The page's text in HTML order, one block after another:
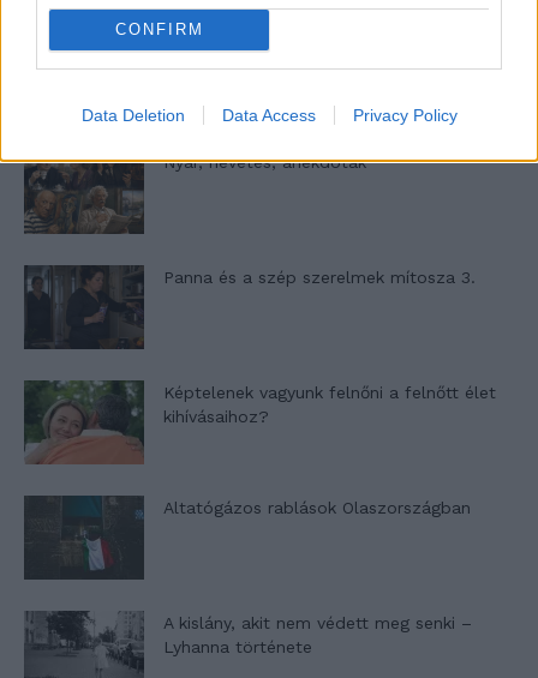
CONFIRM
Data Deletion Data Access Privacy Policy
A világ legismertebb ruhái
Nyár, nevetés, anekdoták
Panna és a szép szerelmek mítosza 3.
Képtelenek vagyunk felnőni a felnőtt élet
kihívásaihoz?
Altatógázos rablások Olaszországban
A kislány, akit nem védett meg senki –
Lyhanna története